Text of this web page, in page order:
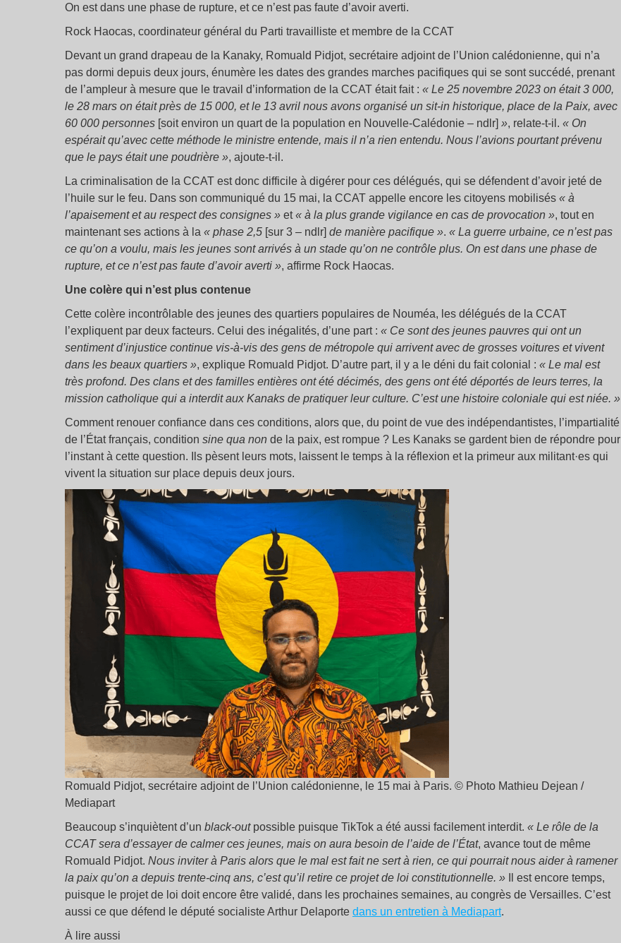
On est dans une phase de rupture, et ce n’est pas faute d’avoir averti.
Rock Haocas, coordinateur général du Parti travailliste et membre de la CCAT
Devant un grand drapeau de la Kanaky, Romuald Pidjot, secrétaire adjoint de l’Union calédonienne, qui n’a
pas dormi depuis deux jours, énumère les dates des grandes marches pacifiques qui se sont succédé, prenant
de l’ampleur à mesure que le travail d’information de la CCAT était fait : « Le 25 novembre 2023 on était 3 000,
le 28 mars on était près de 15 000, et le 13 avril nous avons organisé un sit-in historique, place de la Paix, avec
60 000 personnes [soit environ un quart de la population en Nouvelle-Calédonie – ndlr] », relate-t-il. « On
espérait qu’avec cette méthode le ministre entende, mais il n’a rien entendu. Nous l’avions pourtant prévenu
que le pays était une poudrière », ajoute-t-il.
La criminalisation de la CCAT est donc difficile à digérer pour ces délégués, qui se défendent d’avoir jeté de
l’huile sur le feu. Dans son communiqué du 15 mai, la CCAT appelle encore les citoyens mobilisés « à
l’apaisement et au respect des consignes » et« à la plus grande vigilance en cas de provocation », tout en
maintenant ses actions à la « phase 2,5 [sur 3 – ndlr] de manière pacifique ». « La guerre urbaine, ce n’est pas
ce qu’on a voulu, mais les jeunes sont arrivés à un stade qu’on ne contrôle plus. On est dans une phase de
rupture, et ce n’est pas faute d’avoir averti », affirme Rock Haocas.
Une colère qui n’est plus contenue
Cette colère incontrôlable des jeunes des quartiers populaires de Nouméa, les délégués de la CCAT
l’expliquent par deux facteurs. Celui des inégalités, d’une part : « Ce sont des jeunes pauvres qui ont un
sentiment d’injustice continue vis-à-vis des gens de métropole qui arrivent avec de grosses voitures et vivent
dans les beaux quartiers », explique Romuald Pidjot. D’autre part, il y a le déni du fait colonial : « Le mal est
très profond. Des clans et des familles entières ont été décimés, des gens ont été déportés de leurs terres, la
mission catholique qui a interdit aux Kanaks de pratiquer leur culture. C’est une histoire coloniale qui est niée. »
Comment renouer confiance dans ces conditions, alors que, du point de vue des indépendantistes, l’impartialité
de l’État français, condition sine qua non de la paix, est rompue ? Les Kanaks se gardent bien de répondre pour
l’instant à cette question. Ils pèsent leurs mots, laissent le temps à la réflexion et la primeur aux militant·es qui
vivent la situation sur place depuis deux jours.
Romuald Pidjot, secrétaire adjoint de l’Union calédonienne, le 15 mai à Paris. © Photo Mathieu Dejean /
Mediapart
Beaucoup s’inquiètent d’un black-outpossible puisque TikTok a été aussi facilement interdit. « Le rôle de la
CCAT sera d’essayer de calmer ces jeunes, mais on aura besoin de l’aide de l’État, avance tout de même
Romuald Pidjot. Nous inviter à Paris alors que le mal est fait ne sert à rien, ce qui pourrait nous aider à ramener
la paix qu’on a depuis trente-cinq ans, c’est qu’il retire ce projet de loi constitutionnelle. »
Il est encore temps,
puisque le projet de loi doit encore être validé, dans les prochaines semaines, au congrès de Versailles. C’est
aussi ce que défend le député socialiste Arthur Delaporte dans un entretien à Mediapart.
À lire aussi